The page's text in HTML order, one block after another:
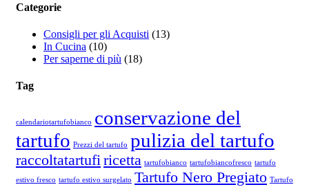
Categorie
Consigli per gli Acquisti (13)
In Cucina (10)
Per saperne di più (18)
Tag
calendariotartufobianco conservazione del
tartufo Prezzi del tartufo pulizia del tartufo
raccoltatartufiricetta tartufobianco tartufobiancofresco tartufo
estivo fresco tartufo estivo surgelato Tartufo Nero Pregiato Tartufo